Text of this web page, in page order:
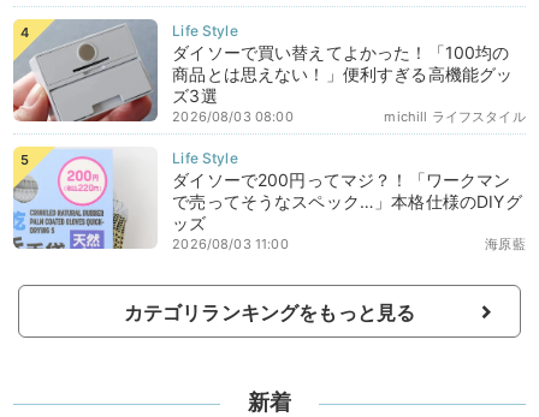
ダイソーで買い替えてよかった！「100均の
商品とは思えない！」便利すぎる高機能グッ
ズ3選
michill ライフスタイル
2026/08/03 08:00
ダイソーで200円ってマジ？！「ワークマン
で売ってそうなスペック…」本格仕様のDIYグ
ッズ
海原藍
2026/08/03 11:00
カテゴリランキングをもっと見る
新着